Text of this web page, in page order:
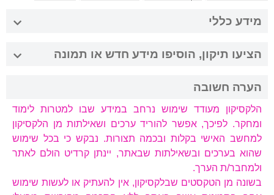
מידע כללי
הציעו תיקון, הוסיפו מידע חדש או תמונה
הערה חשובה
הלקסיקון מעודד שימוש נרחב במידע שבו למטרות לימוד
ומחקר. לפיכך, אפשר להוריד ערכים ושאילתות מן הלקסיקון
למחשב האישי בקלות ובכמה תצורות. נבקש כי בכל שימוש
שהוא בערכים ובשאילתות שבאתר, יינתן קרדיט הולם לאתר
ולמחבר/ת הערך.
בשונה מן הטקסטים שבלקסיקון, אין להעתיק או לעשות שימוש